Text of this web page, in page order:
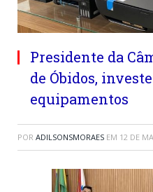
Presidente da
de Óbidos,
equipamentos
POR ADILSONSMORAES EM 12 DE